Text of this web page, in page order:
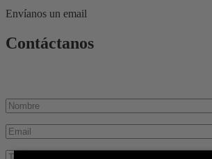
Envíanos un email
Contáctanos